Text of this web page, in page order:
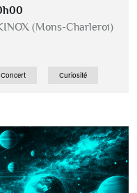
(Mons-Charleroi)
Concert Curiosité